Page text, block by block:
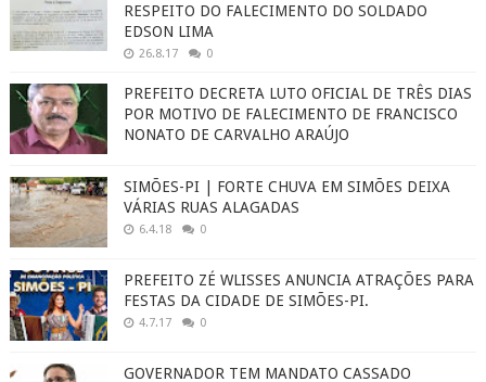
RESPEITO DO FALECIMENTO DO SOLDADO
EDSON LIMA
26.8.17 0
PREFEITO DECRETA LUTO OFICIAL DE TRÊS DIAS
POR MOTIVO DE FALECIMENTO DE FRANCISCO
NONATO DE CARVALHO ARAÚJO
SIMÕES-PI | FORTE CHUVA EM SIMÕES DEIXA
VÁRIAS RUAS ALAGADAS
6.4.18 0
PREFEITO ZÉ WLISSES ANUNCIA ATRAÇÕES PARA
FESTAS DA CIDADE DE SIMÕES-PI.
4.7.17 0
GOVERNADOR TEM MANDATO CASSADO